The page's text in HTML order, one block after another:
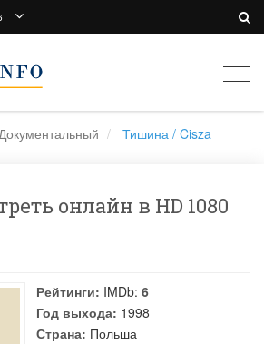
Тишина / Cisza
онлайн в HD 1080
Рейтинги: IMDb: 6
Год выхода: 1998
Страна: Польша